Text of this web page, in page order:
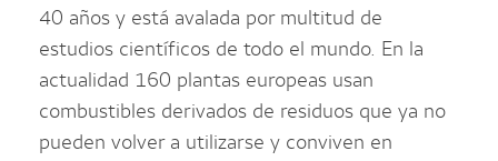
40 años y está avalada por multitud de
estudios científicos de todo el mundo. En la
actualidad 160 plantas europeas usan
combustibles derivados de residuos que ya no
pueden volver a utilizarse y conviven en